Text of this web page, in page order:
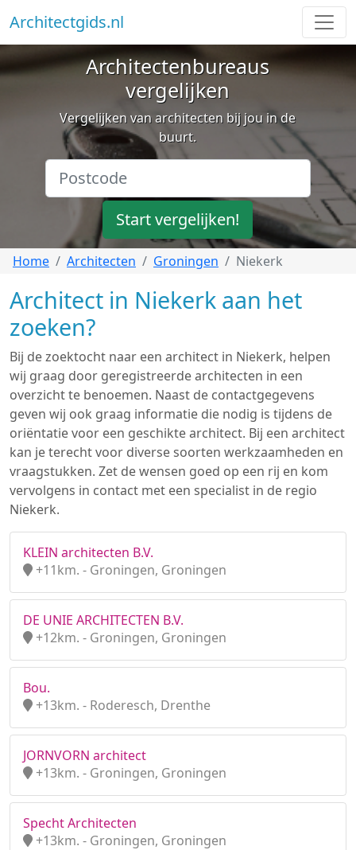
Architectgids.nl
Architectenbureaus
vergelijken
Vergelijken van architecten bij jou in de
buurt.
Start vergelijken!
Home Architecten Groningen Niekerk
Architect in Niekerk aan het
zoeken?
Bij de zoektocht naar een architect in Niekerk, helpen
wij graag door geregistreerde architecten in een
overzicht te benoemen. Naast de contactgegevens
geven wij ook graag informatie die nodig is tijdens de
oriëntatie voor een geschikte architect. Bij een architect
kan je terecht voor diverse soorten werkzaamheden en
vraagstukken. Zet de wensen goed op een rij en kom
vervolgens in contact met een specialist in de regio
Niekerk.
KLEIN architecten B.V.
+11km. - Groningen, Groningen
DE UNIE ARCHITECTEN B.V.
+12km. - Groningen, Groningen
Bou.
+13km. - Roderesch, Drenthe
JORNVORN architect
+13km. - Groningen, Groningen
Specht Architecten
+13km. - Groningen, Groningen